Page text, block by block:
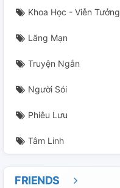
Khoa Học - Viễn Tưởng
Lãng Mạn
Truyện Ngắn
Người Sói
Phiêu Lưu
Tâm Linh
FRIENDS